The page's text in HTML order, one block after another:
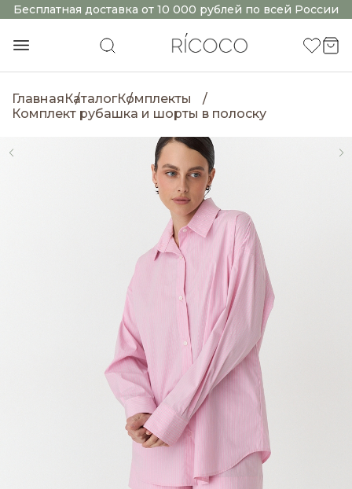
Бесплатная доставка от 10 000 рублей по всей России
ГлавнаяКаталогКомплекты
Комплект рубашка и шорты в полоску